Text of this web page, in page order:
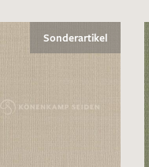
Sonderartikel